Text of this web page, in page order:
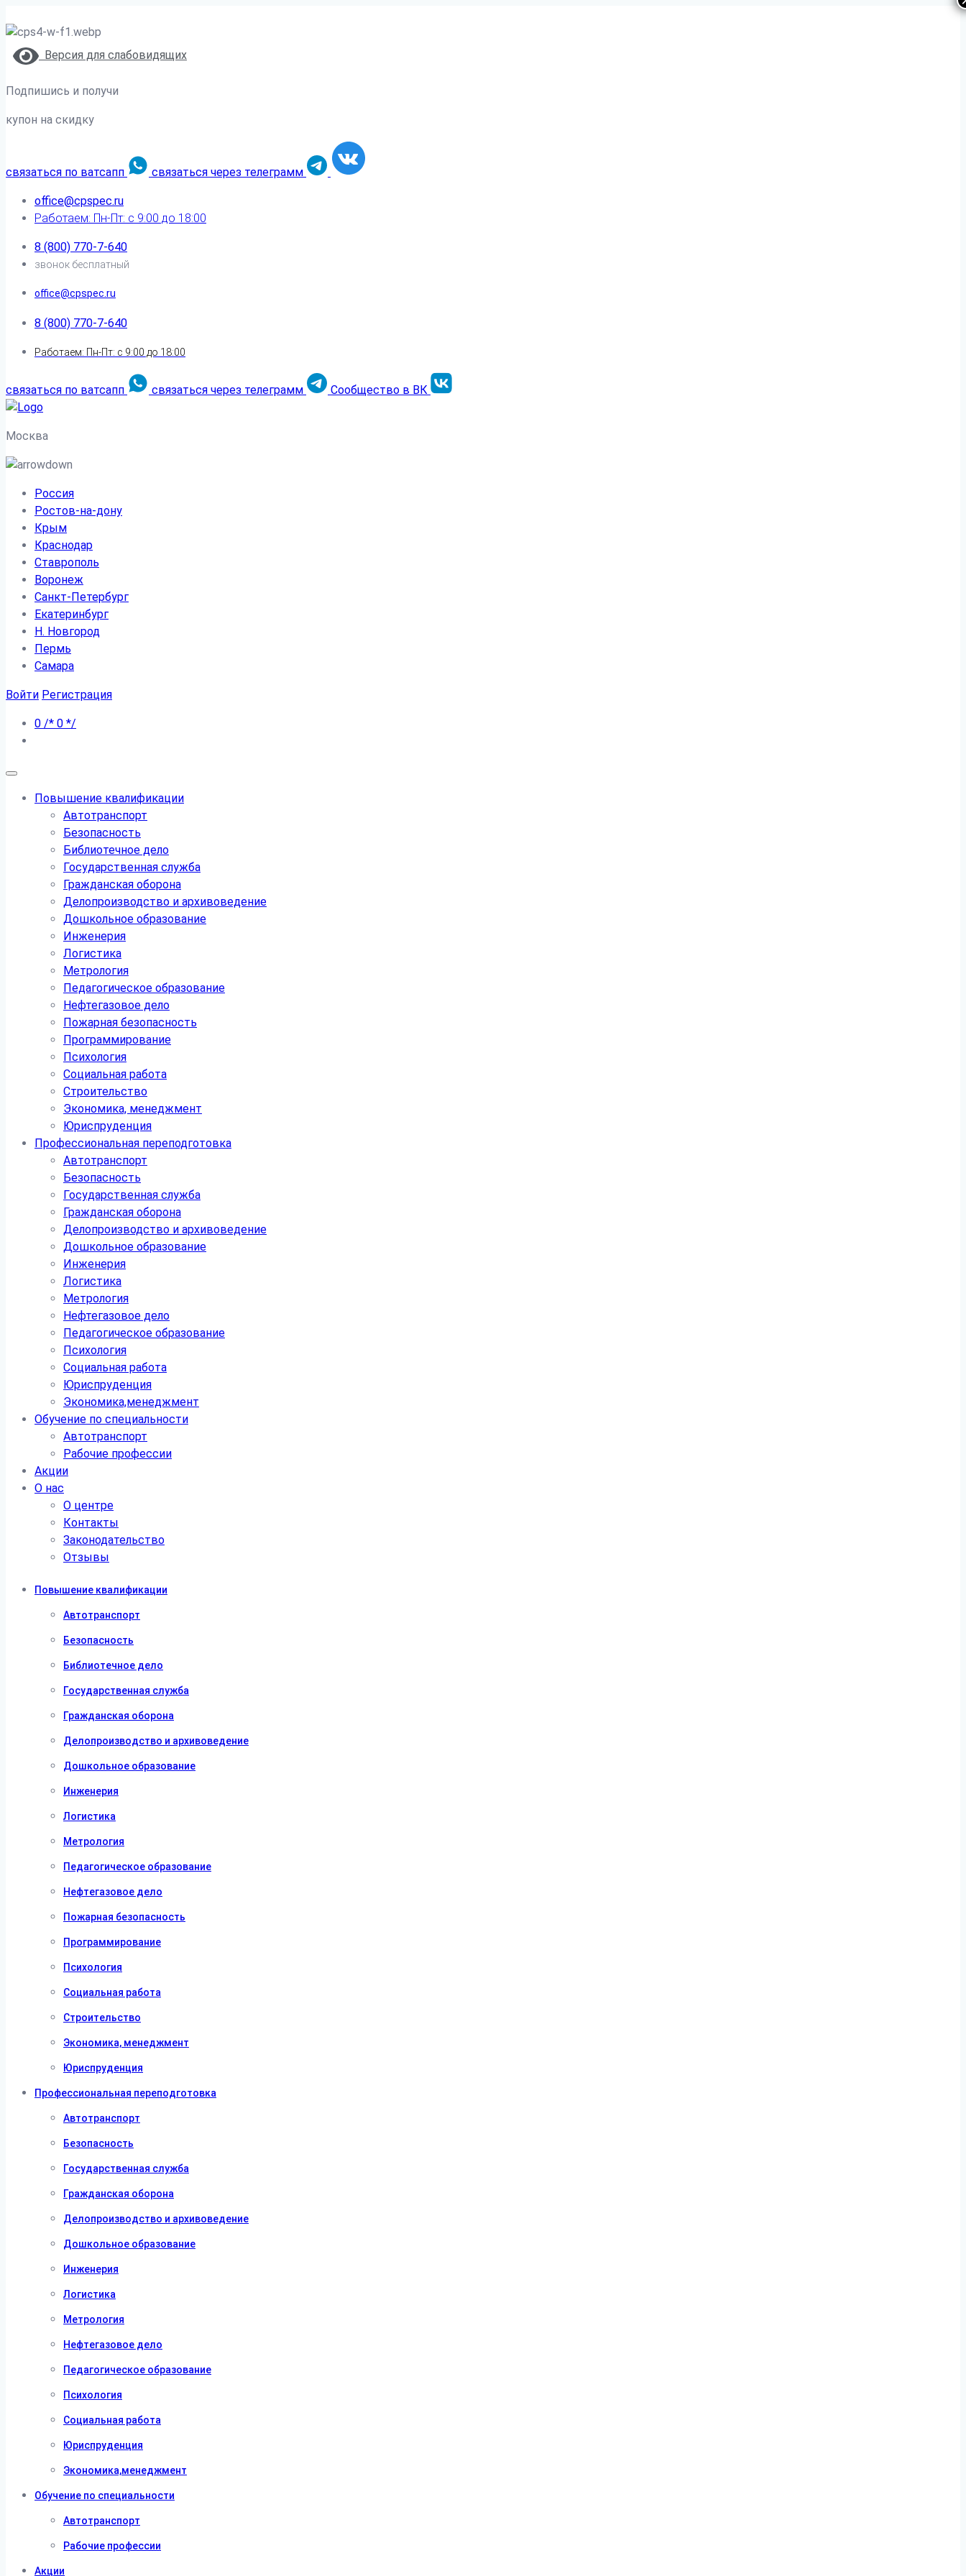
Версия для слабовидящих
Подпишись и получи
купон на скидку
связаться по ватсапп связаться через телеграмм
office@cpspec.ru
Работаем: Пн-Пт: с 9:00 до 18:00
8 (800) 770-7-640
звонок бесплатный
office@cpspec.ru
8 (800) 770-7-640
Работаем: Пн-Пт: с 9:00 до 18:00
связаться по ватсапп связаться через телеграмм Сообщество в ВК
Москва
Россия
Ростов-на-дону
Крым
Краснодар
Ставрополь
Воронеж
Санкт-Петербург
Екатеринбург
Н. Новгород
Пермь
Самара
Войти Регистрация
0 /* 0 */
Повышение квалификации
Автотранспорт
Безопасность
Библиотечное дело
Государственная служба
Гражданская оборона
Делопроизводство и архивоведение
Дошкольное образование
Инженерия
Логистика
Метрология
Педагогическое образование
Нефтегазовое дело
Пожарная безопасность
Программирование
Психология
Социальная работа
Строительство
Экономика, менеджмент
Юриспруденция
Профессиональная переподготовка
Автотранспорт
Безопасность
Государственная служба
Гражданская оборона
Делопроизводство и архивоведение
Дошкольное образование
Инженерия
Логистика
Метрология
Нефтегазовое дело
Педагогическое образование
Психология
Социальная работа
Юриспруденция
Экономика,менеджмент
Обучение по специальности
Автотранспорт
Рабочие профессии
Акции
О нас
О центре
Контакты
Законодательство
Отзывы
Повышение квалификации
Автотранспорт
Безопасность
Библиотечное дело
Государственная служба
Гражданская оборона
Делопроизводство и архивоведение
Дошкольное образование
Инженерия
Логистика
Метрология
Педагогическое образование
Нефтегазовое дело
Пожарная безопасность
Программирование
Психология
Социальная работа
Строительство
Экономика, менеджмент
Юриспруденция
Профессиональная переподготовка
Автотранспорт
Безопасность
Государственная служба
Гражданская оборона
Делопроизводство и архивоведение
Дошкольное образование
Инженерия
Логистика
Метрология
Нефтегазовое дело
Педагогическое образование
Психология
Социальная работа
Юриспруденция
Экономика,менеджмент
Обучение по специальности
Автотранспорт
Рабочие профессии
Акции